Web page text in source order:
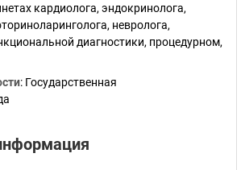
кардиолога, эндокринолога,
невролога,
диагностики, процедурном,
: Государственная